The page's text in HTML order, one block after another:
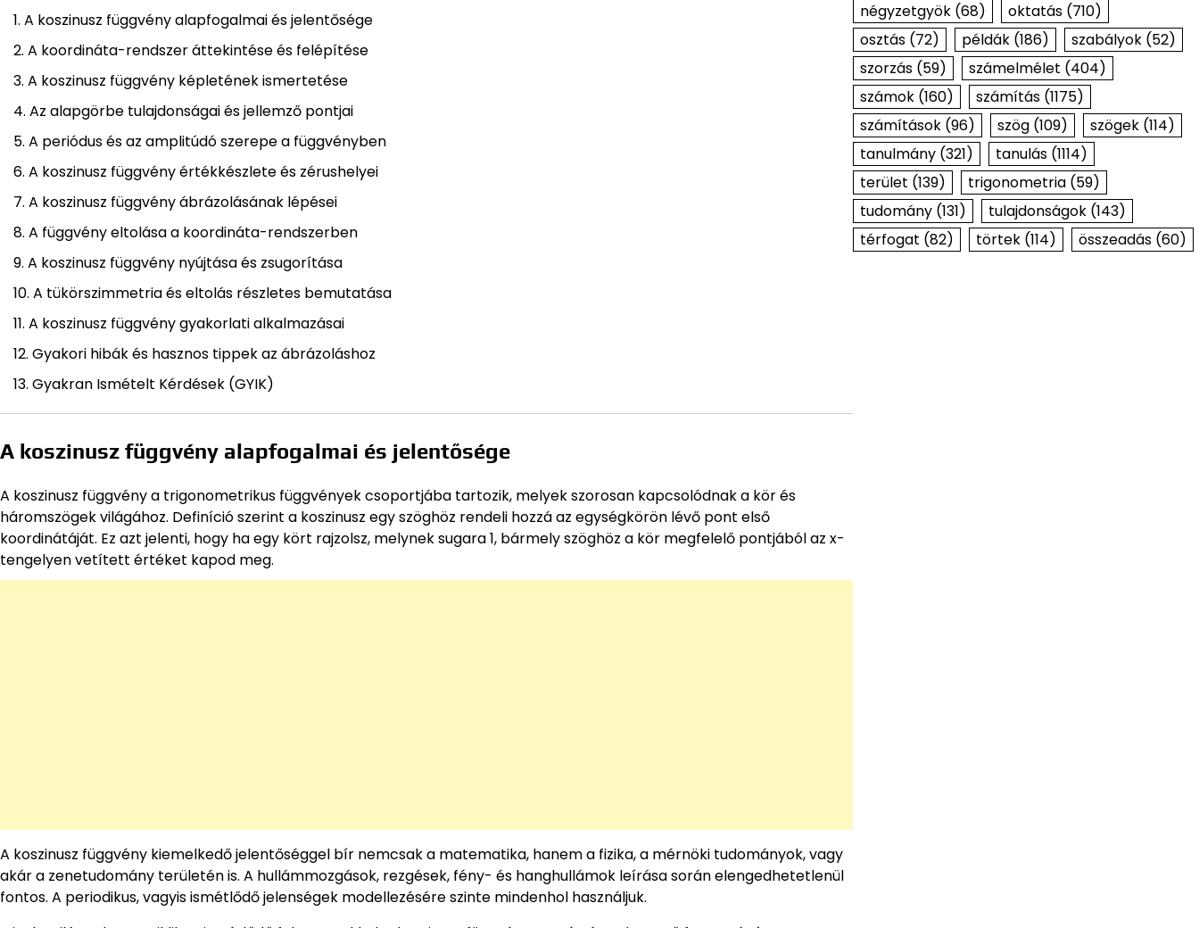
A koszinusz függvény alapfogalmai és jelentősége
A koordináta-rendszer áttekintése és felépítése
A koszinusz függvény képletének ismertetése
Az alapgörbe tulajdonságai és jellemző pontjai
A periódus és az amplitúdó szerepe a függvényben
A koszinusz függvény értékkészlete és zérushelyei
A koszinusz függvény ábrázolásának lépései
A függvény eltolása a koordináta-rendszerben
A koszinusz függvény nyújtása és zsugorítása
A tükörszimmetria és eltolás részletes bemutatása
A koszinusz függvény gyakorlati alkalmazásai
Gyakori hibák és hasznos tippek az ábrázoláshoz
Gyakran Ismételt Kérdések (GYIK)
A koszinusz függvény alapfogalmai és jelentősége
A koszinusz függvény a trigonometrikus függvények csoportjába tartozik, melyek szorosan kapcsolódnak a kör és
háromszögek világához. Definíció szerint a koszinusz egy szöghöz rendeli hozzá az egységkörön lévő pont első
koordinátáját. Ez azt jelenti, hogy ha egy kört rajzolsz, melynek sugara 1, bármely szöghöz a kör megfelelő pontjából az x-
tengelyen vetített értéket kapod meg.
A koszinusz függvény kiemelkedő jelentőséggel bír nemcsak a matematika, hanem a fizika, a mérnöki tudományok, vagy
akár a zenetudomány területén is. A hullámmozgások, rezgések, fény- és hanghullámok leírása során elengedhetetlenül
fontos. A periodikus, vagyis ismétlődő jelenségek modellezésére szinte mindenhol használjuk.
négyzetgyök(68) oktatás(710)
osztás(72) példák(186) szabályok(52)
szorzás(59) számelmélet (404)
számok(160) számítás(1175)
számítások(96) szög(109) szögek(114)
tanulmány(321) tanulás(1114)
terület (139) trigonometria(59)
tudomány(131) tulajdonságok(143)
térfogat (82) törtek(114) összeadás(60)